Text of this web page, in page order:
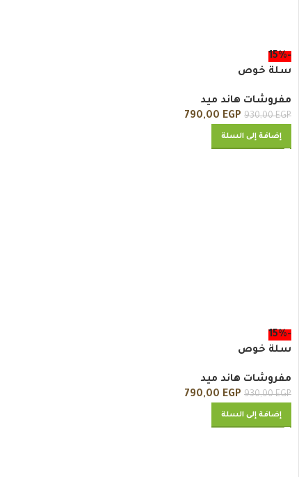
-15%
سلة خوص
مفروشات هاند ميد
930,00EGP
790,00 EGP
إضافة إلى السلة
-15%
سلة خوص
مفروشات هاند ميد
930,00EGP
790,00 EGP
إضافة إلى السلة